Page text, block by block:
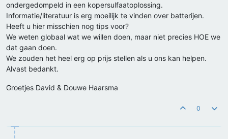
ondergedompeld in een kopersulfaatoplossing.
Informatie/literatuur is erg moeilijk te vinden over batterijen.
Heeft u hier misschien nog tips voor?
We weten globaal wat we willen doen, maar niet precies HOE we
dat gaan doen.
We zouden het heel erg op prijs stellen als u ons kan helpen.
Alvast bedankt.
Groetjes David & Douwe Haarsma
0